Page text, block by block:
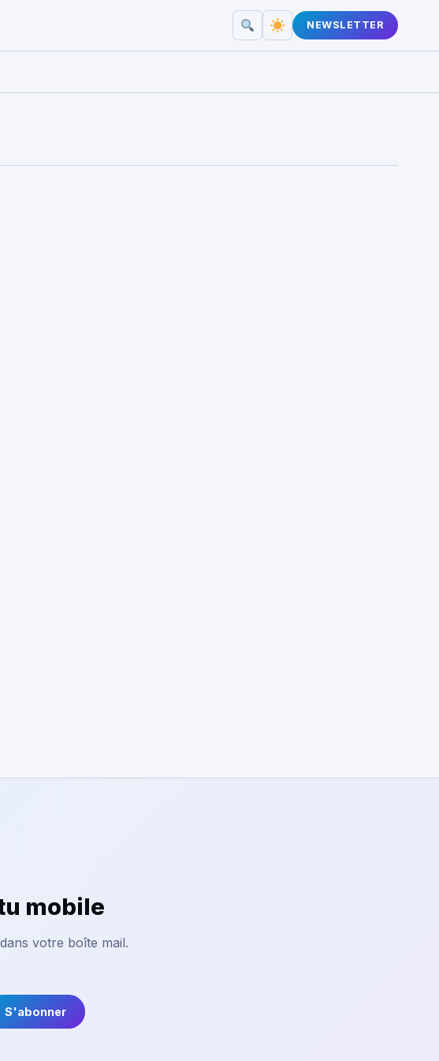
NEWSLETTER
mobile
votre boîte mail.
S'abonner